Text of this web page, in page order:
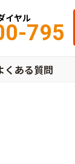
イヤル
795
くある質問